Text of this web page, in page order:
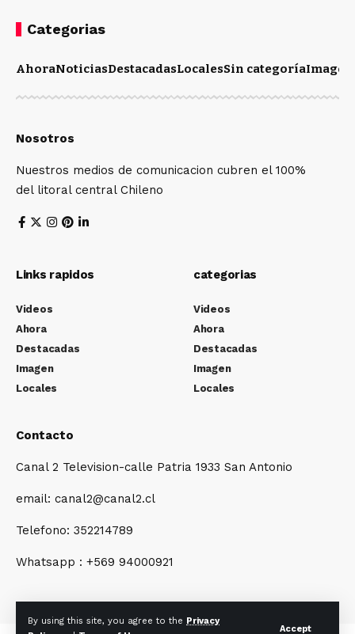
By using this site, you agree to the Privacy
Accept
Categorias
AhoraNoticiasDestacadasLocalesSin categoríaImagen
Nosotros
Nuestros medios de comunicacion cubren el 100%
del litoral central Chileno
Links rapidos
Videos
Ahora
Destacadas
Imagen
Locales
categorias
Videos
Ahora
Destacadas
Imagen
Locales
Contacto
Canal 2 Television-calle Patria 1933 San Antonio
email: canal2@canal2.cl
Telefono: 352214789
Whatsapp : +569 94000921